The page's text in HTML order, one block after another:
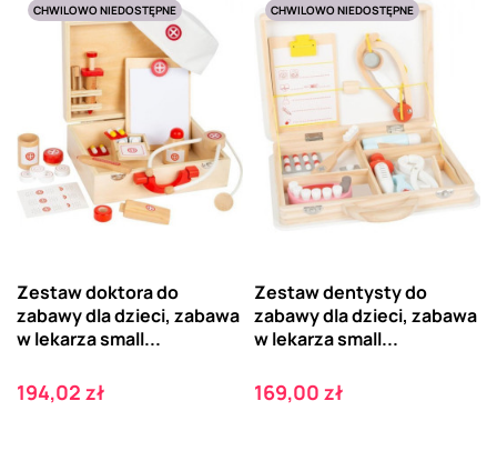
CHWILOWO NIEDOSTĘPNE
Zestaw doktora do
zabawy dla dzieci, zabawa
w lekarza small...
Cena
194,02 zł
CHWILOWO NIEDOSTĘPNE
Zestaw dentysty do
zabawy dla dzieci, zabawa
w lekarza small...
Cena
169,00 zł